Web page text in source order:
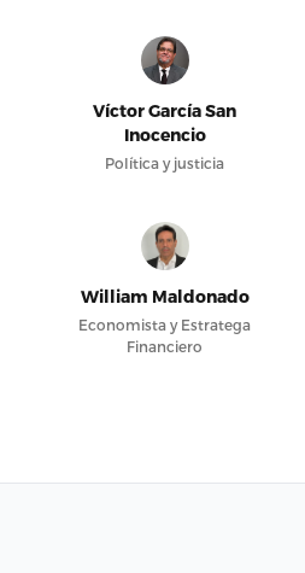
Víctor García San
Inocencio
Política y justicia
William Maldonado
Economista y Estratega
Financiero